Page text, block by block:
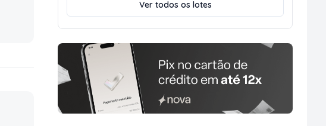
Ver todos os lotes